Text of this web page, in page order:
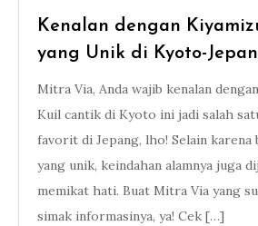
Kenalan dengan
yang Unik di Kyoto-
Mitra Via, Anda wajib kenalan
Kuil cantik di Kyoto ini jadi salah
favorit di Jepang, lho! Selain karena
yang unik, keindahan alamnya juga
memikat hati. Buat Mitra Via yang
simak informasinya, ya! Cek […]